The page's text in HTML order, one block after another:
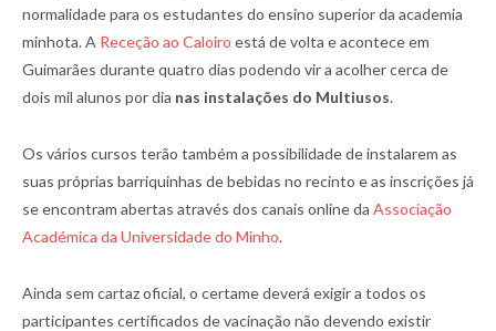
normalidade para os estudantes do ensino superior da academia
minhota. A Receção ao Caloiro está de volta e acontece em
Guimarães durante quatro dias podendo vir a acolher cerca de
dois mil alunos por dia nas instalações do Multiusos.
Os vários cursos terão também a possibilidade de instalarem as
suas próprias barriquinhas de bebidas no recinto e as inscrições já
se encontram abertas através dos canais online da Associação
Académica da Universidade do Minho.
Ainda sem cartaz oficial, o certame deverá exigir a todos os
participantes certificados de vacinação não devendo existir